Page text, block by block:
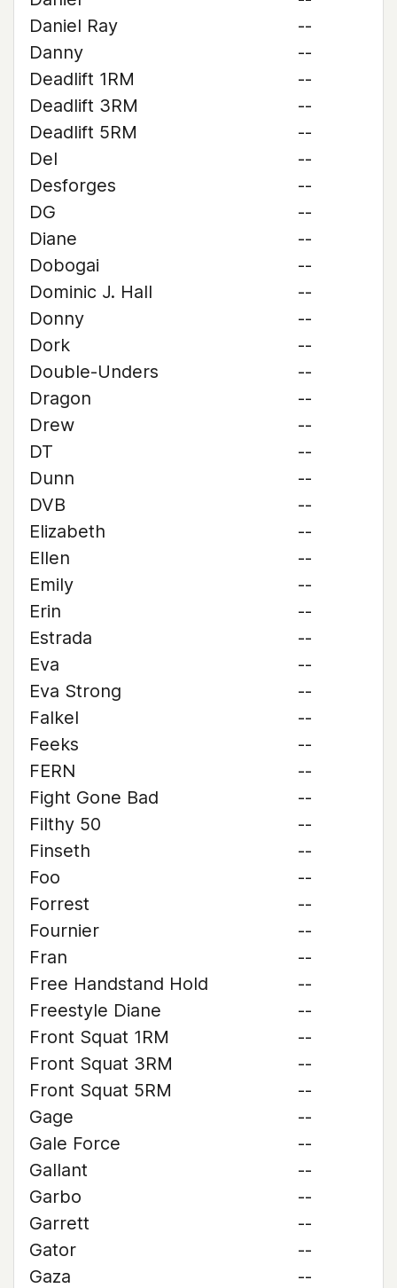
Daniel Ray
--
Danny
--
Deadlift 1RM
--
Deadlift 3RM
--
Deadlift 5RM
--
Del
--
Desforges
--
DG
--
Diane
--
Dobogai
--
Dominic J. Hall
--
Donny
--
Dork
--
Double-Unders
--
Dragon
--
Drew
--
DT
--
Dunn
--
DVB
--
Elizabeth
--
Ellen
--
Emily
--
Erin
--
Estrada
--
Eva
--
Eva Strong
--
Falkel
--
Feeks
--
FERN
--
Fight Gone Bad
--
Filthy 50
--
Finseth
--
Foo
--
Forrest
--
Fournier
--
Fran
--
Free Handstand Hold
--
Freestyle Diane
--
Front Squat 1RM
--
Front Squat 3RM
--
Front Squat 5RM
--
Gage
--
Gale Force
--
Gallant
--
Garbo
--
Garrett
--
Gator
--
Gaza
--